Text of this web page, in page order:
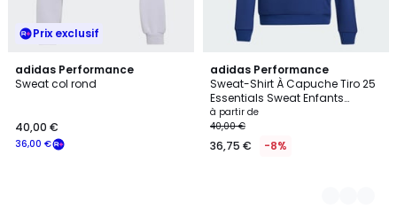
Prix exclusif
adidas Performance
Sweat col rond
36,00 €
40,00 €
adidas Performance
Sweat-Shirt À Capuche Tiro 25
Essentials Sweat Enfants
Sweat-Shirt À Capuche Tiro 25
Essentials Sweat Enfants
à partir de
40,00 €
36,75 € -8%
2
Couleurs